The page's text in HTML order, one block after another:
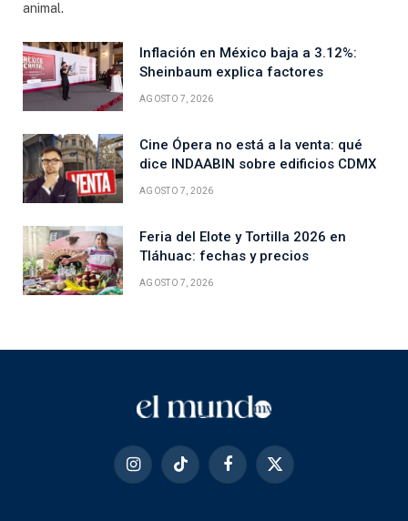
animal.
Inflación en México baja a 3.12%:
Sheinbaum explica factores
AGOSTO 7, 2026
Cine Ópera no está a la venta: qué
dice INDAABIN sobre edificios CDMX
AGOSTO 7, 2026
Feria del Elote y Tortilla 2026 en
Tláhuac: fechas y precios
AGOSTO 7, 2026
InstagramTikTok Facebook
X